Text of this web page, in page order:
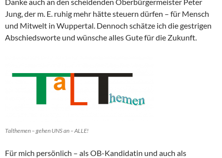
Jung, der m. E. ruhig mehr hätte steuern dürfen – für Mensch
und Mitwelt in Wuppertal. Dennoch schätze ich die gestrigen
Abschiedsworte und wünsche alles Gute für die Zukunft.
Talthemen – gehen UNS an – ALLE!
Für mich persönlich – als OB-Kandidatin und auch als